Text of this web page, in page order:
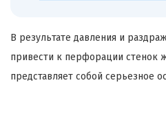
В результате давления и
привести к перфорации стенок
представляет собой серьезное